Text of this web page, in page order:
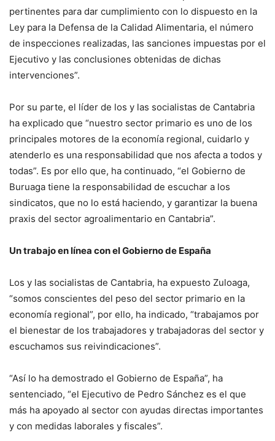
pertinentes para dar cumplimiento con lo dispuesto en la
Ley para la Defensa de la Calidad Alimentaria, el número
de inspecciones realizadas, las sanciones impuestas por el
Ejecutivo y las conclusiones obtenidas de dichas
intervenciones”.
Por su parte, el líder de los y las socialistas de Cantabria
ha explicado que “nuestro sector primario es uno de los
principales motores de la economía regional, cuidarlo y
atenderlo es una responsabilidad que nos afecta a todos y
todas”. Es por ello que, ha continuado, “el Gobierno de
Buruaga tiene la responsabilidad de escuchar a los
sindicatos, que no lo está haciendo, y garantizar la buena
praxis del sector agroalimentario en Cantabria”.
Un trabajo en línea con el Gobierno de España
Los y las socialistas de Cantabria, ha expuesto Zuloaga,
“somos conscientes del peso del sector primario en la
economía regional”, por ello, ha indicado, “trabajamos por
el bienestar de los trabajadores y trabajadoras del sector y
escuchamos sus reivindicaciones”.
“Así lo ha demostrado el Gobierno de España”, ha
sentenciado, “el Ejecutivo de Pedro Sánchez es el que
más ha apoyado al sector con ayudas directas importantes
y con medidas laborales y fiscales”.